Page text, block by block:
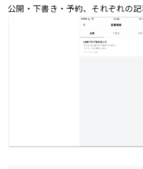
公開・下書き・予約、それぞれの記